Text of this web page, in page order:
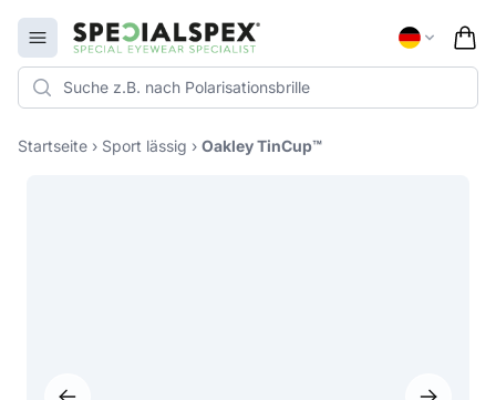
Open menu
Specialspex Logo
Startseite › Sport lässig › Oakley TinCup™